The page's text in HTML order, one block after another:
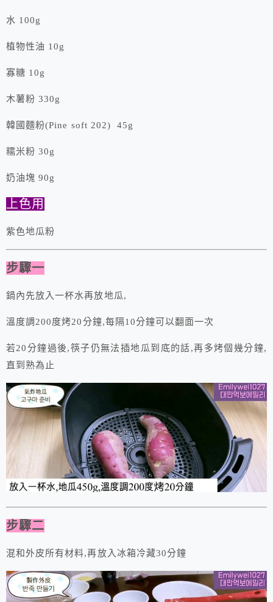
水 100g
植物性油 10g
寡糖 10g
木薯粉 330g
韓國麵粉(Pine soft 202) 45g
糯米粉 30g
奶油塊 90g
上色用
紫色地瓜粉
步驟一
鍋內先放入一杯水再放地瓜,
溫度調200度烤20分鐘,每隔10分鐘可以翻面一次
若20分鐘過後,筷子仍無法插地瓜到底的話,再多烤個幾分鐘,
直到熟為止
步驟二
混和外皮所有材料,再放入冰箱冷藏30分鐘